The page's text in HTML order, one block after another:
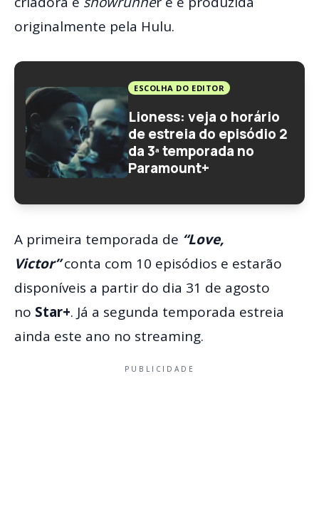
originalmente pela Hulu.
ESCOLHA DO EDITOR
Lioness: veja o horário
de estreia do episódio 2
da 3ª temporada no
Paramount+
A primeira temporada de “Love,
Victor”conta com 10 episódios e estarão
disponíveis a partir do dia 31 de agosto
no Star+. Já a segunda temporada estreia
ainda este ano no streaming.
PUBLICIDADE